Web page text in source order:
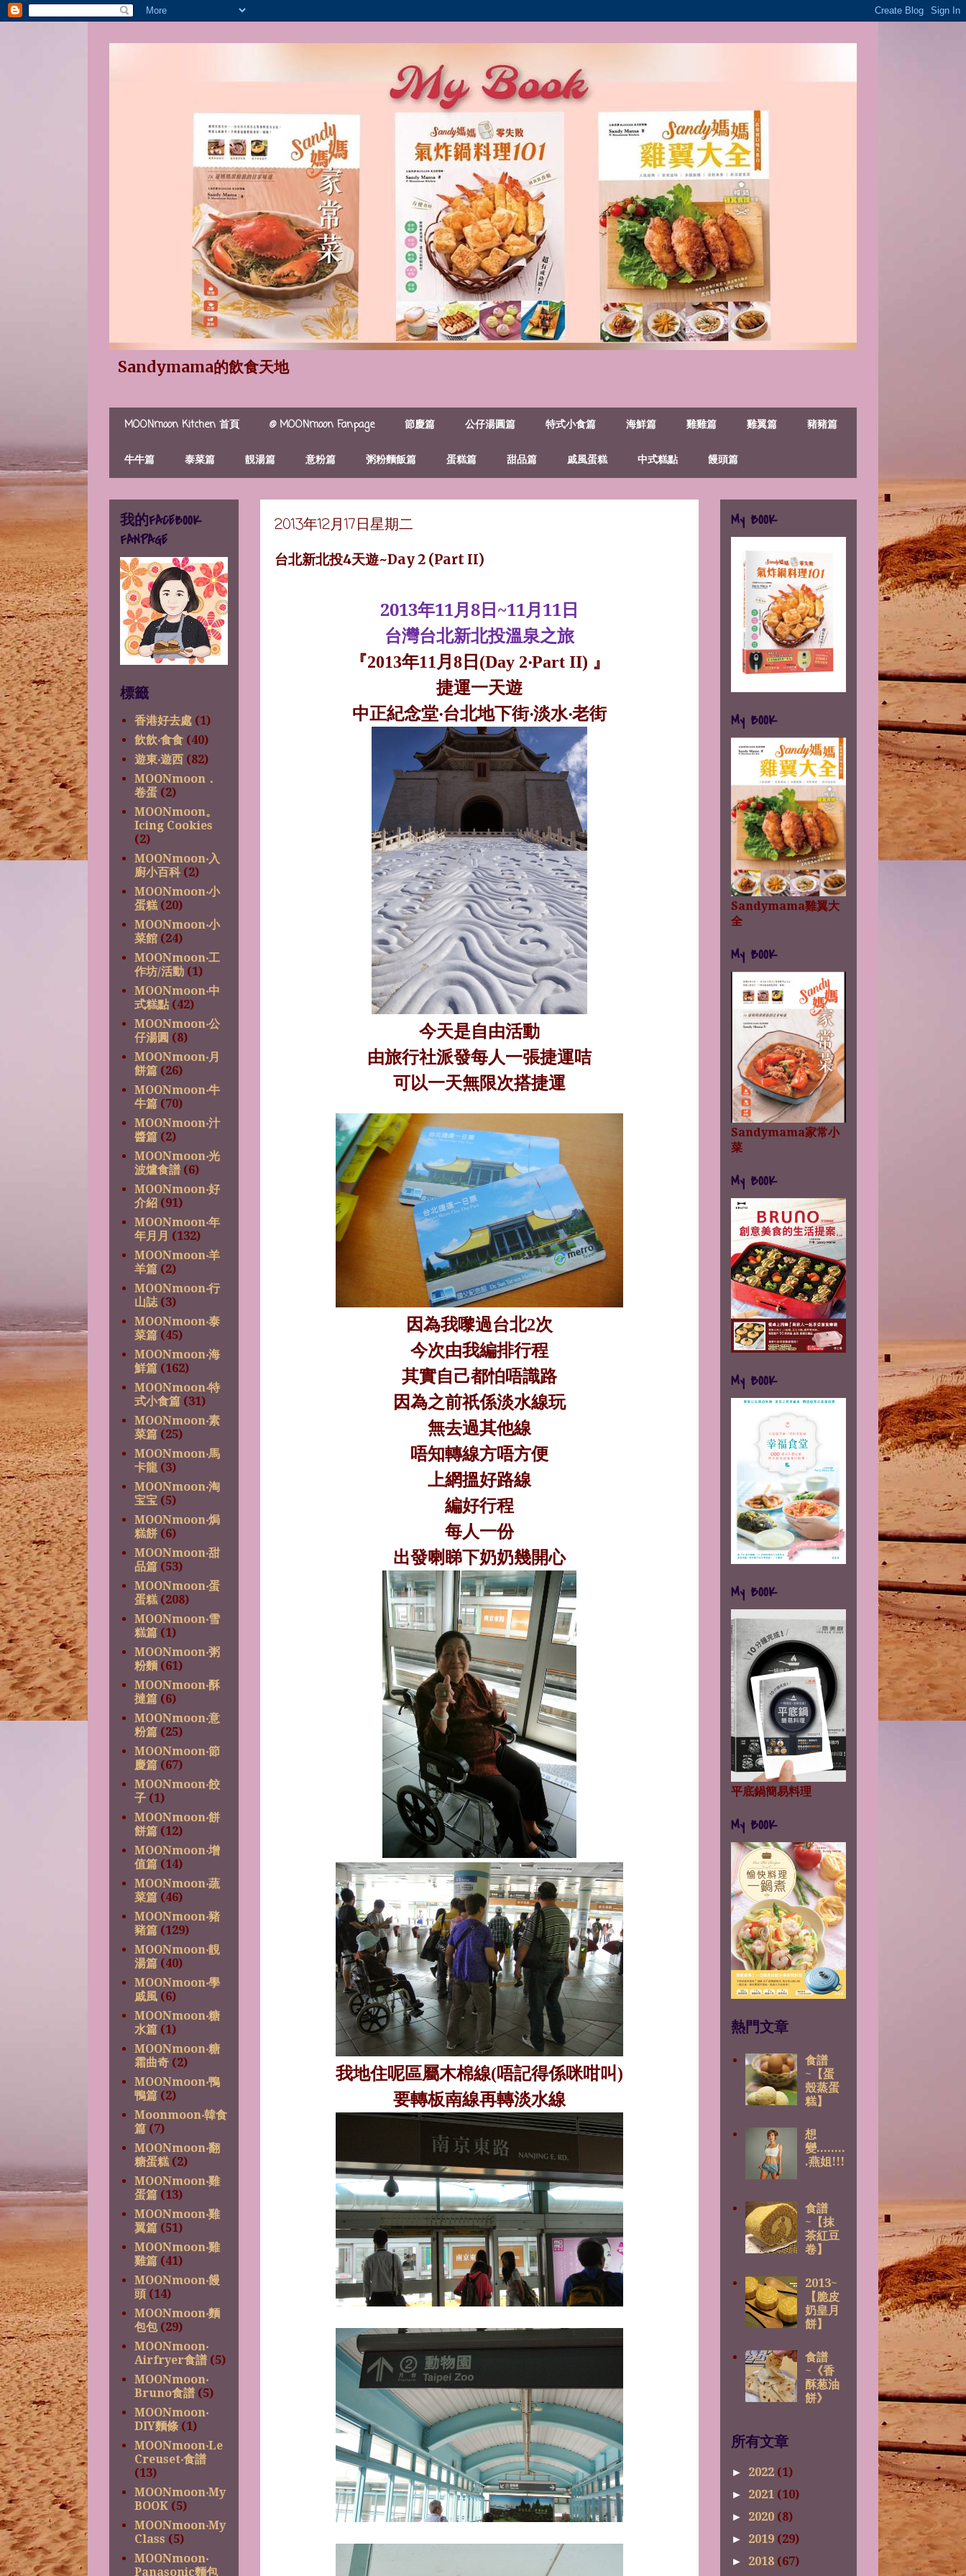
Sandymama的飲食天地
MOONmoon Kitchen 首頁 @ MOONmoon Fanpage 節慶篇 公仔湯圓篇 特式小食篇 海鮮篇 雞雞篇 雞翼篇 豬豬篇
牛牛篇 泰菜篇 靚湯篇 意粉篇 粥粉麵飯篇 蛋糕篇 甜品篇 戚風蛋糕 中式糕點 饅頭篇
2013年12月17日星期二
台北新北投4天遊~Day 2 (Part II)
2013年11月 8 日 ~11月 11 日
台灣台北新北投溫泉之旅
『2013年11月 8日 (Day 2‧Part II) 』
捷運一天遊
中正紀念堂‧台北地下街‧淡水‧老街
今天是自由活動
由旅行社派發每人一張捷運咭
可以一天無限次搭捷運
因為我嚟過台北2次
今次由我編排行程
其實自己都怕唔識路
因為之前祇係淡水線玩
無去過其他線
唔知轉線方唔方便
上網搵好路線
編好行程
每人一份
出發喇睇下奶奶幾開心
我地住呢區屬木棉線(唔記得係咪咁叫)
要轉板南線再轉淡水線
我的FACEBOOK
FANPAGE
標籤
香港好去處 (1)
飲飲‧食食 (40)
遊東‧遊西 (82)
MOONmoon．
卷蛋 (2)
MOONmoon。
Icing Cookies
(2)
MOONmoon‧入
廚小百科 (2)
MOONmoon‧小
蛋糕 (20)
MOONmoon‧小
菜館 (24)
MOONmoon‧工
作坊/活動 (1)
MOONmoon‧中
式糕點 (42)
MOONmoon‧公
仔湯圓 (8)
MOONmoon‧月
餅篇 (26)
MOONmoon‧牛
牛篇 (70)
MOONmoon‧汁
醬篇 (2)
MOONmoon‧光
波爐食譜 (6)
MOONmoon‧好
介紹 (91)
MOONmoon‧年
年月月 (132)
MOONmoon‧羊
羊篇 (2)
MOONmoon‧行
山誌 (3)
MOONmoon‧泰
菜篇 (45)
MOONmoon‧海
鮮篇 (162)
MOONmoon‧特
式小食篇 (31)
MOONmoon‧素
菜篇 (25)
MOONmoon‧馬
卡龍 (3)
MOONmoon‧淘
宝宝 (5)
MOONmoon‧焗
糕餅 (6)
MOONmoon‧甜
品篇 (53)
MOONmoon‧蛋
蛋糕 (208)
MOONmoon‧雪
糕篇 (1)
MOONmoon‧粥
粉麵 (61)
MOONmoon‧酥
撻篇 (6)
MOONmoon‧意
粉篇 (25)
MOONmoon‧節
慶篇 (67)
MOONmoon‧餃
子 (1)
MOONmoon‧餅
餅篇 (12)
MOONmoon‧增
值篇 (14)
MOONmoon‧蔬
菜篇 (46)
MOONmoon‧豬
豬篇 (129)
MOONmoon‧靚
湯篇 (40)
MOONmoon‧學
戚風 (6)
MOONmoon‧糖
水篇 (1)
MOONmoon‧糖
霜曲奇 (2)
MOONmoon‧鴨
鴨篇 (2)
Moonmoon‧韓食
篇 (7)
MOONmoon‧翻
糖蛋糕 (2)
MOONmoon‧雞
蛋篇 (13)
MOONmoon‧雞
翼篇 (51)
MOONmoon‧雞
雞篇 (41)
MOONmoon‧饅
頭 (14)
MOONmoon‧麵
包包 (29)
MOONmoon‧
Airfryer食譜 (5)
MOONmoon‧
Bruno食譜 (5)
MOONmoon‧
DIY麵條 (1)
MOONmoon‧Le
Creuset‧食譜
(13)
MOONmoon‧My
BOOK (5)
MOONmoon‧My
Class (5)
MOONmoon‧
Panasonic麵包
My BOOK
My BOOK
Sandymama雞翼大
全
My BOOK
Sandymama家常小
菜
My BOOK
My BOOK
My BOOK
平底鍋簡易料理
My BOOK
熱門文章
食譜
~【蛋
殼蒸蛋
糕】
想
變........
.燕姐!!!
食譜
~【抹
茶紅豆
卷】
2013~
【脆皮
奶皇月
餅】
食譜
~《香
酥葱油
餅》
所有文章
► 2022 (1)
► 2021 (10)
► 2020 (8)
► 2019 (29)
► 2018 (67)